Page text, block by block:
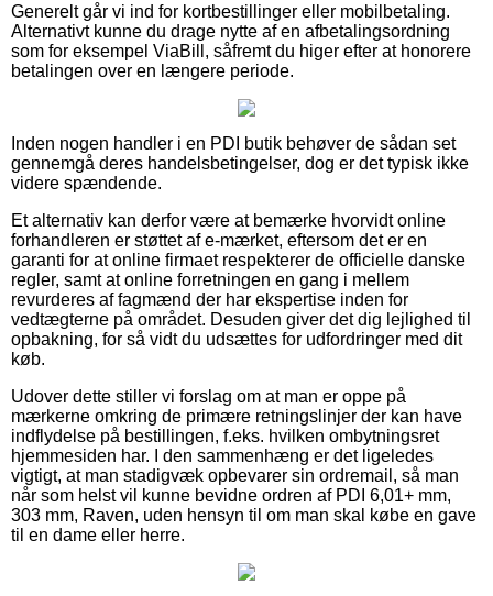
Generelt går vi ind for kortbestillinger eller mobilbetaling.
Alternativt kunne du drage nytte af en afbetalingsordning
som for eksempel ViaBill, såfremt du higer efter at honorere
betalingen over en længere periode.
Inden nogen handler i en PDI butik behøver de sådan set
gennemgå deres handelsbetingelser, dog er det typisk ikke
videre spændende.
Et alternativ kan derfor være at bemærke hvorvidt online
forhandleren er støttet af e-mærket, eftersom det er en
garanti for at online firmaet respekterer de officielle danske
regler, samt at online forretningen en gang i mellem
revurderes af fagmænd der har ekspertise inden for
vedtægterne på området. Desuden giver det dig lejlighed til
opbakning, for så vidt du udsættes for udfordringer med dit
køb.
Udover dette stiller vi forslag om at man er oppe på
mærkerne omkring de primære retningslinjer der kan have
indflydelse på bestillingen, f.eks. hvilken ombytningsret
hjemmesiden har. I den sammenhæng er det ligeledes
vigtigt, at man stadigvæk opbevarer sin ordremail, så man
når som helst vil kunne bevidne ordren af PDI 6,01+ mm,
303 mm, Raven, uden hensyn til om man skal købe en gave
til en dame eller herre.